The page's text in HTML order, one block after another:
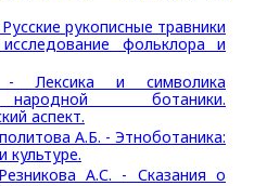
рукописные травники
фольклора и
Лексика и символика
ботаники.
аспект.
А.Б. - Этноботаника:
культуре.
А.С. - Сказания о